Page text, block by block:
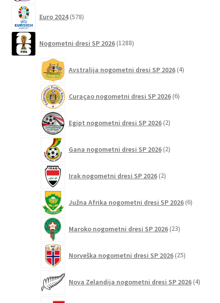
Euro 2024 578izdelkov
Nogometni dresi SP 2026 1288izdelkov
Avstralija nogometni dresi SP 2026 4izdelki
Curaçao nogometni dresi SP 2026 6izdelkov
Egipt nogometni dresi SP 2026 2izdelka
Gana nogometni dresi SP 2026 2izdelka
Irak nogometni dresi SP 2026 2izdelka
Južna Afrika nogometni dresi SP 2026 6izdelkov
Maroko nogometni dresi SP 2026 23izdelkov
Norveška nogometni dresi SP 2026 25izdelkov
Nova Zelandija nogometni dresi SP 2026 4izdelki